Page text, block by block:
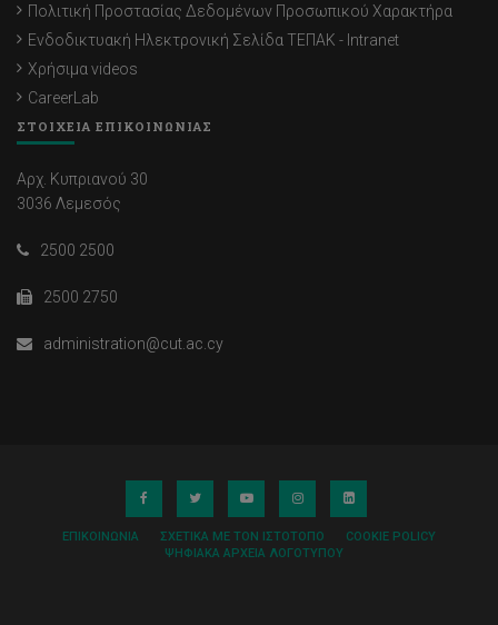
Πολιτική Προστασίας Δεδομένων Προσωπικού Χαρακτήρα
Ενδοδικτυακή Ηλεκτρονική Σελίδα ΤΕΠΑΚ - Intranet
Χρήσιμα videos
CareerLab
ΣΤΟΙΧΕΙΑ ΕΠΙΚΟΙΝΩΝΙΑΣ
Αρχ. Κυπριανού 30
3036 Λεμεσός
2500 2500
2500 2750
administration@cut.ac.cy
ΕΠΙΚΟΙΝΩΝΊΑ ΣΧΕΤΙΚΆ ΜΕ ΤΟΝ ΙΣΤΌΤΟΠΟ
COOKIE POLICY
ΨΗΦΙΑΚΆ ΑΡΧΕΊΑ ΛΟΓΌΤΥΠΟΥ